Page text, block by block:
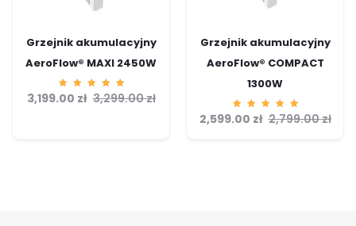
Grzejnik akumulacyjny
AeroFlow® MAXI 2450W
Ocenion
o3,299.00zł
3,199.00 zł
Grzejnik akumulacyjny
AeroFlow® COMPACT
1300W
Ocenion
o2,799.00zł
2,599.00 zł